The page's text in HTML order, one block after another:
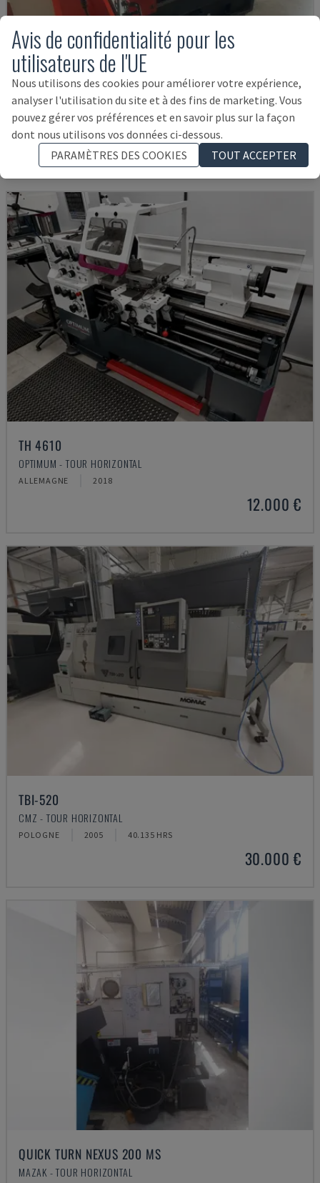
EMCOMAT 200X1000
EMCO - TOUR HORIZONTAL
ALLEMAGNE 2001
14.000 €
TH 4610
OPTIMUM - TOUR HORIZONTAL
ALLEMAGNE 2018
12.000 €
TBI-520
CMZ - TOUR HORIZONTAL
POLOGNE 2005 40.135 HRS
30.000 €
QUICK TURN NEXUS 200 MS
MAZAK - TOUR HORIZONTAL
Avis de confidentialité pour les
utilisateurs de l'UE
Nous utilisons des cookies pour améliorer votre expérience,
analyser l'utilisation du site et à des fins de marketing. Vous
pouvez gérer vos préférences et en savoir plus sur la façon
dont nous utilisons vos données ci-dessous.
PARAMÈTRES DES COOKIES
TOUT ACCEPTER